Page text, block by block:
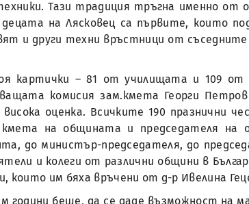
Тази традиция тръгна именно от
на Лясковец са първите, които
и други техни връстници от
картички – 81 от училищата и 109
комисия зам.кмета Георги
оценка. Всичките 190 празнични
на общината и председателя на
до министър-председателя, до
и колеги от различни общини в
които им бяха връчени от д-р Ивелина
години беше, да се даде възможност на